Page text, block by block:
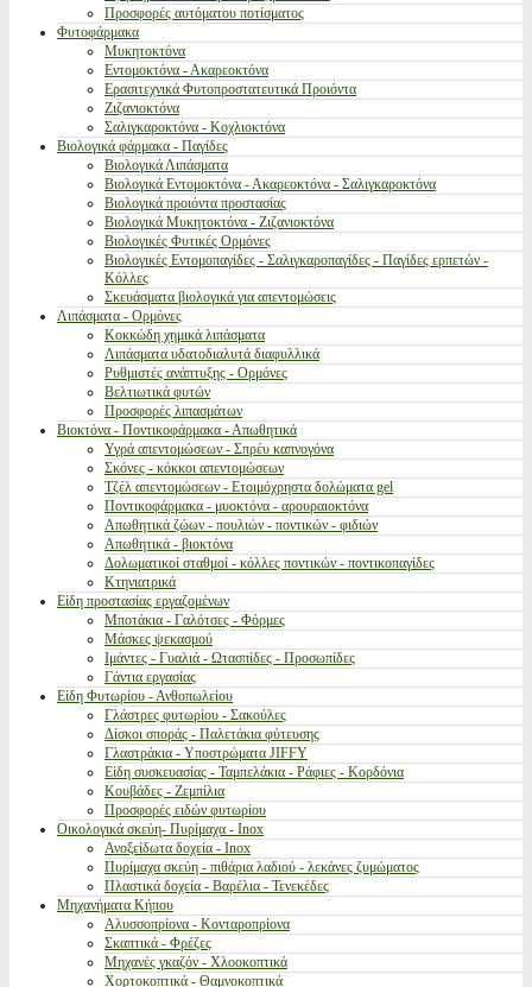
Προσφορές αυτόματου ποτίσματος
Φυτοφάρμακα
Μυκητοκτόνα
Εντομοκτόνα - Ακαρεοκτόνα
Ερασιτεχνικά Φυτοπροστατευτικά Προιόντα
Ζιζανιοκτόνα
Σαλιγκαροκτόνα - Κοχλιοκτόνα
Βιολογικά φάρμακα - Παγίδες
Βιολογικά Λιπάσματα
Βιολογικά Εντομοκτόνα - Ακαρεοκτόνα - Σαλιγκαροκτόνα
Βιολογικά προιόντα προστασίας
Βιολογικά Μυκητοκτόνα - Ζιζανιοκτόνα
Βιολογικές Φυτικές Ορμόνες
Βιολογικές Εντομοπαγίδες - Σαλιγκαροπαγίδες - Παγίδες ερπετών -
Κόλλες
Σκευάσματα βιολογικά για απεντομώσεις
Λιπάσματα - Ορμόνες
Κοκκώδη χημικά λιπάσματα
Λιπάσματα υδατοδιαλυτά διαφυλλικά
Ρυθμιστές ανάπτυξης - Ορμόνες
Βελτιωτικά φυτών
Προσφορές λιπασμάτων
Βιοκτόνα - Ποντικοφάρμακα - Απωθητικά
Υγρά απεντομώσεων - Σπρέυ καπνογόνα
Σκόνες - κόκκοι απεντομώσεων
Τζέλ απεντομώσεων - Ετοιμόχρηστα δολώματα gel
Ποντικοφάρμακα - μυοκτόνα - αρουραιοκτόνα
Απωθητικά ζώων - πουλιών - ποντικών - φιδιών
Απωθητικά - βιοκτόνα
Δολωματικοί σταθμοί - κόλλες ποντικών - ποντικοπαγίδες
Κτηνιατρικά
Είδη προστασίας εργαζομένων
Μποτάκια - Γαλότσες - Φόρμες
Μάσκες ψεκασμού
Ιμάντες - Γυαλιά - Ωτασπίδες - Προσωπίδες
Γάντια εργασίας
Είδη Φυτωρίου - Ανθοπωλείου
Γλάστρες φυτωρίου - Σακούλες
Δίσκοι σποράς - Παλετάκια φύτευσης
Γλαστράκια - Υποστρώματα JIFFY
Είδη συσκευασίας - Ταμπελάκια - Ράφιες - Κορδόνια
Κουβάδες - Ζεμπίλια
Προσφορές ειδών φυτωρίου
Οικολογικά σκεύη- Πυρίμαχα - Inox
Ανοξείδωτα δοχεία - Inox
Πυρίμαχα σκεύη - πιθάρια λαδιού - λεκάνες ζυμώματος
Πλαστικά δοχεία - Βαρέλια - Τενεκέδες
Μηχανήματα Κήπου
Αλυσσοπρίονα - Κονταροπρίονα
Σκαπτικά - Φρέζες
Μηχανές γκαζόν - Χλοοκοπτικά
Χορτοκοπτικά - Θαμνοκοπτικά